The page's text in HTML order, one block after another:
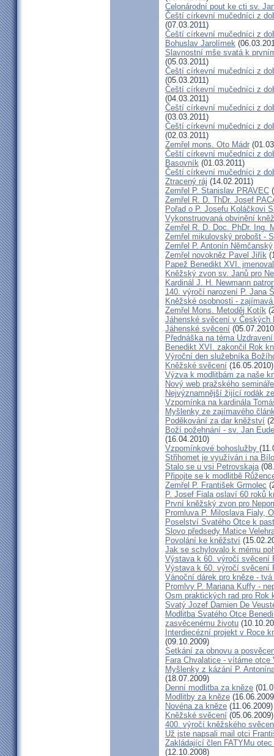
Celonárodní pout ke cti sv.
Čeští církevní mučedníci z
(07.03.2011)
Čeští církevní mučedníci z
Bohuslav Jarolímek
Slavnostní mše svatá k
(05.03.2011)
Čeští církevní mučedníci z
(05.03.2011)
Čeští církevní mučedníci z
(04.03.2011)
Čeští církevní mučedníci z
(03.03.2011)
Čeští církevní mučedníci z
(02.03.2011)
Zemřel mons. Oto Mádr
Čeští církevní mučedníci z
Basovník (01.03.2011)
Čeští církevní mučedníci z
Ztracený ráj (14.02.2011)
Zemřel P. Stanislav PRAVEC
Zemřel R. D. ThDr. Josef
Pořad o P. Josefu Koláčkovi
Vykonstruovaná obvinění
Zemřel R. D. Doc. PhDr. Ing.
Zemřel mikulovský probošt -
Zemřel P. Antonín Němčanský
Zemřel novokněz Pavel Jiřík
Papež Benedikt XVI.
Kněžský zvon sv. Janů pro
Kardinál J. H. Newmann
140. výročí narození P. Jana
Kněžské osobnosti -
Zemřel Mons. Metoděj Kotík
Jáhenské svěcení v Českých
Jáhenské svěcení
Přednáška na téma
Benedikt XVI. zakončil Rok
Výroční den služebníka
Kněžské svěcení (16.05.2010)
Výzva k modlitbám za naše
Nový web pražského semináře
Nejvýznamnější žijící rodák
Vzpomínka na kardinála
Myšlenky ze zajímavého
Poděkování za dar kněžství
Boží požehnání - sv. Jan
(16.04.2010)
Vzpomínkové bohoslužby
Střihomet je využíván i na
Stalo se u vsi Petrovskaja
Připojte se k modlitbě
Zemřel P. František Grmolec
P. Josef Fiala oslaví 60 roků
První kněžský zvon pro
Promluva P. Miloslava Fialy,
Poselství Svatého Otce k
Slovo předsedy Matice
Povolání ke kněžství
Jak se schylovalo k mému
Výstava k 60. výročí svěcení
Výstava k 60. výročí svěcení
Vánoční dárek pro kněze - tvá
Promlvy P. Mariana Kuffy -
Osm praktických rad pro Rok
Svatý Jozef Damien De
Modlitba Svatého Otce
zasvěcenému životu
Interdiecézní projekt v Roce
(09.10.2009)
Setkání za obnovu a
Fara Chvalatice - vítáme otce
Myšlenky z kázání P.
(18.07.2009)
Denní modlitba za kněze
Modlitby za kněze
Novéna za kněze (11.06.2009)
Kněžské svěcení (05.06.2009)
400. výročí kněžského
Už jste napsali mail otci
Zakládající člen FATYMu
(12.10.2008)